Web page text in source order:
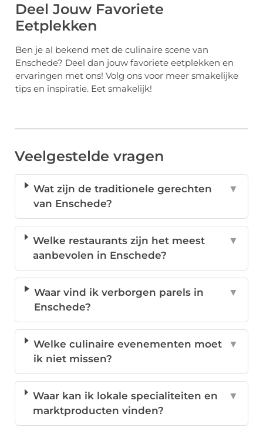
Deel Jouw Favoriete
Eetplekken
Ben je al bekend met de culinaire scene van
Enschede? Deel dan jouw favoriete eetplekken en
ervaringen met ons! Volg ons voor meer smakelijke
tips en inspiratie. Eet smakelijk!
Veelgestelde vragen
Wat zijn de traditionele gerechten
van Enschede?
▼
Welke restaurants zijn het meest
aanbevolen in Enschede?
▼
Waar vind ik verborgen parels in
Enschede?
▼
Welke culinaire evenementen moet
ik niet missen?
▼
Waar kan ik lokale specialiteiten en
marktproducten vinden?
▼